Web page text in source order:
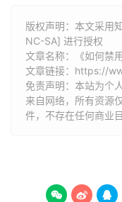
版权声明：本文采用
NC-SA] 进行授权
文章名称：《如何禁
文章链接： https://
免责声明：本站为个
来自网络，所有资源
件，不存在任何商业
  